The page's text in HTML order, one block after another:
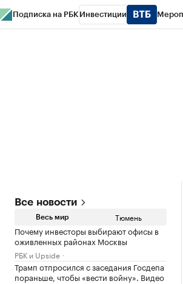
Подписка на РБК Инвестиции
Все новости
Весь мир Тюмень
Почему инвесторы выбирают офисы в
оживленных районах Москвы
РБК и Upside
Трамп отпросился с заседания Госдепа
пораньше, чтобы «вести войну». Видео